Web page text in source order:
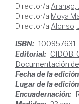
Director/a Arango,
Director/a Moya
Director/a Alonso,
ISBN: 100957631
Editorial: CIDOB.
Documentación
Fecha de la
Lugar de la
Encuadernación: